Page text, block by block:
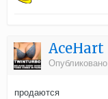
AceHart
Опубликовано
продаются